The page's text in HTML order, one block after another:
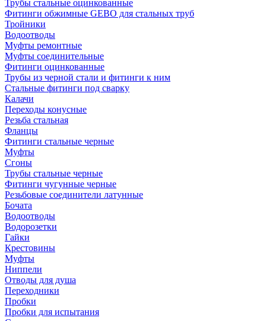
Трубы стальные оцинкованные
Фитинги обжимные GEBO для стальных труб
Тройники
Водоотводы
Муфты ремонтные
Муфты соединительные
Фитинги оцинкованные
Трубы из черной стали и фитинги к ним
Стальные фитинги под сварку
Калачи
Переходы конусные
Резьба стальная
Фланцы
Фитинги стальные черные
Муфты
Сгоны
Трубы стальные черные
Фитинги чугунные черные
Резьбовые соединители латунные
Бочата
Водоотводы
Водорозетки
Гайки
Крестовины
Муфты
Ниппели
Отводы для душа
Переходники
Пробки
Пробки для испытания